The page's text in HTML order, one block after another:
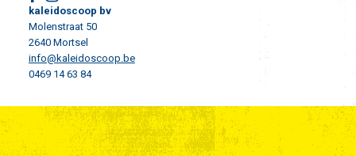
kaleidoscoop bv
Molenstraat 50
2640 Mortsel
info@kaleidoscoop.be
0469 14 63 84